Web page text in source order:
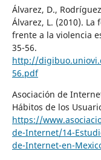
Álvarez, D.,
Álvarez, L. (2010).
frente a la violencia
35-56.
http://
56.pdf
Asociación de
Hábitos de los
https://
de-Internet/14-
de-Internet-en-